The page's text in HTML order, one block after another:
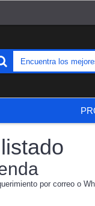
por correo o